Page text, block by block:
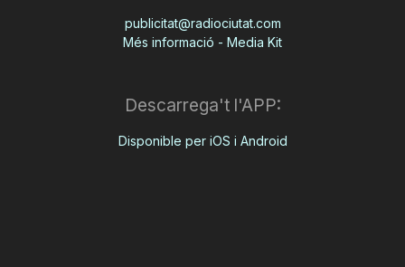
publicitat@radiociutat.com
Més informació - Media Kit
Descarrega't l'APP:
Disponible per iOS i Android